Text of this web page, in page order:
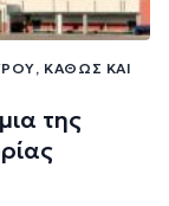
ΚΑΘΏΣ ΚΑΙ
της